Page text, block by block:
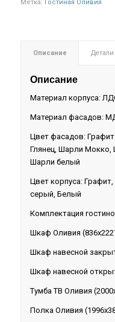
Метка: Гостиная Оливия
Описание Детали
Описание
Материал корпуса:
Материал фасадов:
Цвет фасадов:
Глянец, Шарли Мокко,
Шарли белый
Цвет корпуса:
серый, Белый
Комплектация
Шкаф Оливия
Шкаф навесной
Шкаф навесной
Тумба ТВ Оливия
Полка Оливия